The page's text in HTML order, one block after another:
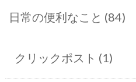
日常の便利なこと (84)
クリックポスト (1)